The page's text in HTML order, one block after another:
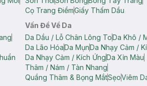
Cọ Trang ĐiểmGiấy Thấm Dầu
Vấn Đề Về Da
Da Dầu / Lỗ Chân Lông ToDa Khô /
Da Lão HóaDa MụnDa Nhạy Cảm /
Da Nhạy Cảm / Kích ỨngDa Xỉn Màu
Thâm / Nám / Tàn Nhang
Quầng Thâm & Bọng MắtSẹoViêm